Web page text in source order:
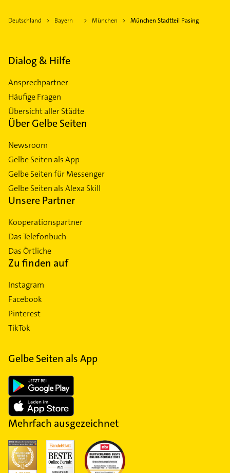
Deutschland Bayern München München Stadtteil Pasing
Dialog & Hilfe
Ansprechpartner
Häufige Fragen
Übersicht aller Städte
Über Gelbe Seiten
Newsroom
Gelbe Seiten als App
Gelbe Seiten für Messenger
Gelbe Seiten als Alexa Skill
Unsere Partner
Kooperationspartner
Das Telefonbuch
Das Örtliche
Zu finden auf
Instagram
Facebook
Pinterest
TikTok
Gelbe Seiten als App
Mehrfach ausgezeichnet